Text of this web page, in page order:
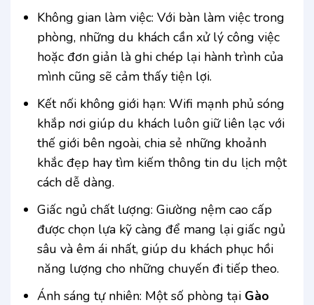
Không gian làm việc: Với bàn làm việc trong
phòng, những du khách cần xử lý công việc
hoặc đơn giản là ghi chép lại hành trình của
mình cũng sẽ cảm thấy tiện lợi.
Kết nối không giới hạn: Wifi mạnh phủ sóng
khắp nơi giúp du khách luôn giữ liên lạc với
thế giới bên ngoài, chia sẻ những khoảnh
khắc đẹp hay tìm kiếm thông tin du lịch một
cách dễ dàng.
Giấc ngủ chất lượng: Giường nệm cao cấp
được chọn lựa kỹ càng để mang lại giấc ngủ
sâu và êm ái nhất, giúp du khách phục hồi
năng lượng cho những chuyến đi tiếp theo.
Ánh sáng tự nhiên: Một số phòng tại Gào